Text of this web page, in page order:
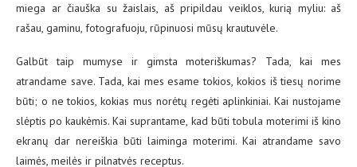
miega ar čiauška su žaislais, aš pripildau veiklos, kurią myliu: aš
rašau, gaminu, fotografuoju, rūpinuosi mūsų krautuvėle.
Galbūt taip mumyse ir gimsta moteriškumas? Tada, kai mes
atrandame save. Tada, kai mes esame tokios, kokios iš tiesų norime
būti; o ne tokios, kokias mus norėtų regėti aplinkiniai. Kai nustojame
slėptis po kaukėmis. Kai suprantame, kad būti tobula moterimi iš kino
ekranų dar nereiškia būti laiminga moterimi. Kai atrandame savo
laimės, meilės ir pilnatvės receptus.